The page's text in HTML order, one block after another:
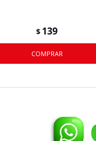
$ 139